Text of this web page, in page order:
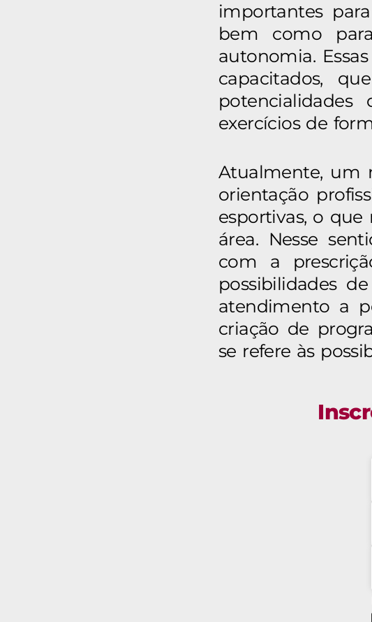
importantes
bem como
autonomia.
capacitados,
exercícios de
Atualmente, um
orientação
esportivas, o
área. Nesse
com a
possibilidades
atendimento a
criação de
se refere às